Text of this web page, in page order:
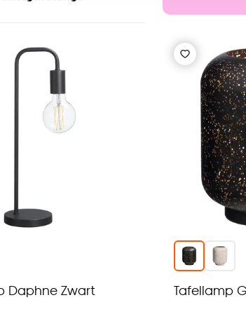
Daphne Zwart Tafellamp